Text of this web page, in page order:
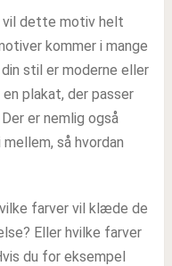
vil dette motiv helt
kommer i mange
stil er moderne eller
plakat, der passer
er nemlig også
så hvordan
farver vil klæde de
Eller hvilke farver
du for eksempel